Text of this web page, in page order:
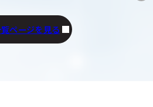
ページを見る